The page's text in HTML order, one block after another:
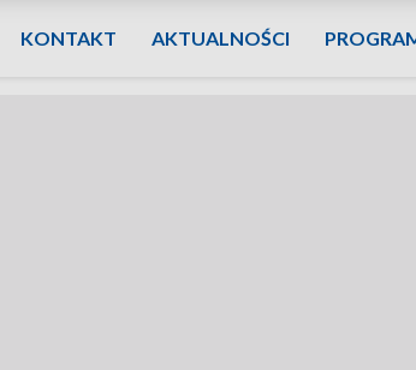
KONTAKT AKTUALNOŚCI